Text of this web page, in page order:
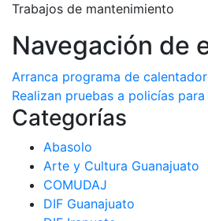
Trabajos de mantenimiento
Navegación de
Arranca programa de
Realizan pruebas a policías
Categorías
Abasolo
Arte y Cultura Guanajuato
COMUDAJ
DIF Guanajuato